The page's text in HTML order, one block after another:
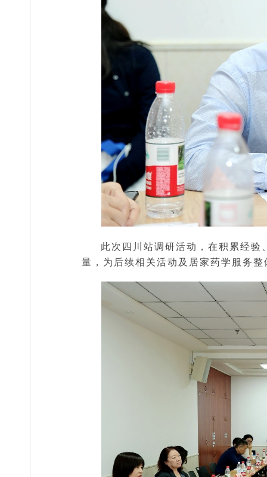
此次四川站调研活动，在积累经
量，为后续相关活动及居家药学服务